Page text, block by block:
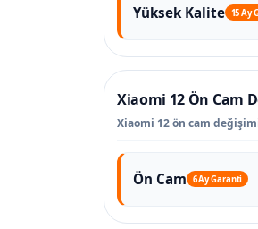
Yüksek Kalite 15 Ay
Xiaomi 12 Ön Cam
Xiaomi 12 ön cam
Ön Cam 6 Ay Garanti